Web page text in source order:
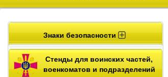
Знаки безопасности
Стенды для воинских частей,
военкоматов и подразделений